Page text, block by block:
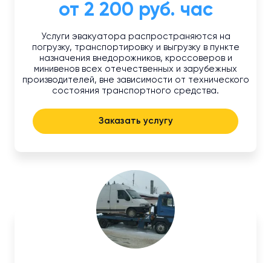
от 2 200 руб. час
Услуги эвакуатора распространяются на
погрузку, транспортировку и выгрузку в пункте
назначения внедорожников, кроссоверов и
минивенов всех отечественных и зарубежных
производителей, вне зависимости от технического
состояния транспортного средства.
Заказать услугу